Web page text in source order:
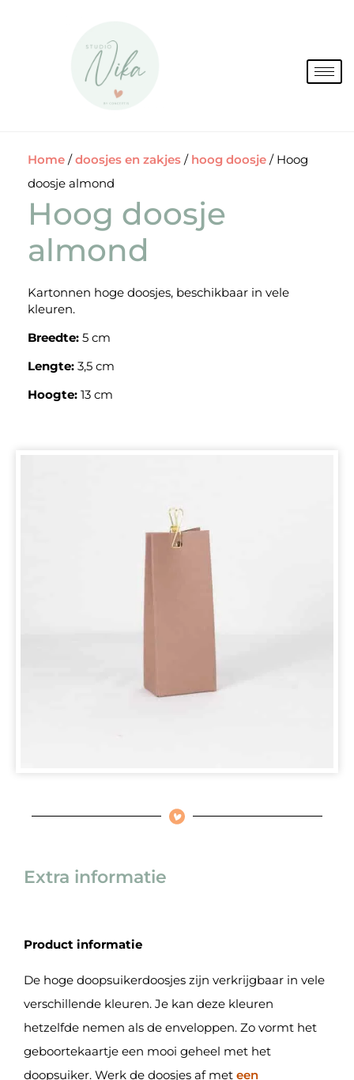
Home /doosjes en zakjes / hoog doosje / Hoog
doosje almond
Hoog doosje
almond
Kartonnen hoge doosjes, beschikbaar in vele
kleuren.
Breedte: 5 cm
Lengte: 3,5 cm
Hoogte: 13 cm
Extra informatie
Product informatie
De hoge doopsuikerdoosjes zijn verkrijgbaar in vele
verschillende kleuren. Je kan deze kleuren
hetzelfde nemen als de enveloppen. Zo vormt het
geboortekaartje een mooi geheel met het
doopsuiker. Werk de doosjes af met een